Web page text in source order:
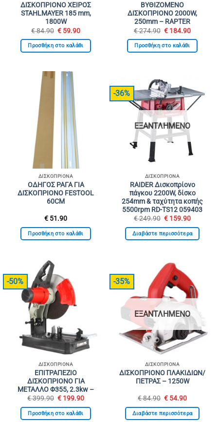
ΔΙΣΚΟΠΡΙΟΝΟ ΧΕΙΡΟΣ
STAHLMAYER 185 mm,
1800W
€84.90 Original
was:
€ 84.90.
€ 59.90Η
τιμή
είναι:
€ 59.90.
Προσθήκη στο καλάθι
ΒΥΘΙΖΟΜΕΝΟ
ΔΙΣΚΟΠΡΙΟΝΟ 2000W,
250mm – RAPTER
€274.90 Original
was:
€ 274.90.
€ 184.90Η
τιμή
είναι:
€
Προσθήκη στο καλάθι
ΔΙΣΚΟΠΡΊΟΝΑ
ΟΔΗΓΟΣ ΡΑΓΑ ΓΙΑ
ΔΙΣΚΟΠΡΙΟΝΟ FESTOOL
60CM
€ 51.90
Προσθήκη στο καλάθι
-36%
ΕΞΑΝΤΛΗΜΈΝΟ
ΔΙΣΚΟΠΡΊΟΝΑ
RAIDER Δισκοπρίονο
πάγκου 2200W, δίσκο
254mm & ταχύτητα κοπής
5500rpm RD-TS12 059403
€249.90 Original
was:
€ 249.90.
€ 159.90Η
τιμή
είναι:
Διαβάστε περισσότερα
-50%
ΔΙΣΚΟΠΡΊΟΝΑ
ΕΠΙΤΡΑΠΕΖΙΟ
ΔΙΣΚΟΠΡΙΟΝΟ ΓΙΑ
ΜΕΤΑΛΛΟ Φ355, 2.3kw –
€399.90 Original
was:
€ 399.90.
€ 199.90Η
τιμή
είναι:
Προσθήκη στο καλάθι
-35%
ΕΞΑΝΤΛΗΜΈΝΟ
ΔΙΣΚΟΠΡΊΟΝΑ
ΔΙΣΚΟΠΡΙΟΝΟ ΠΛΑΚΙΔΙΩΝ/
ΠΕΤΡΑΣ – 1250W
€84.90 Original
was:
€ 84.90.
€ 54.90Η
τιμή
είναι:
Διαβάστε περισσότερα